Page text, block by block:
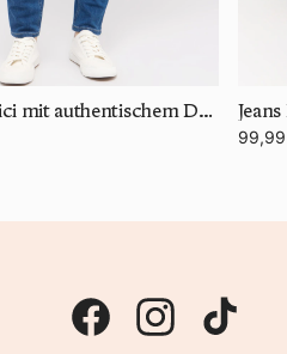
Jeans Cici mit authentischem Denim